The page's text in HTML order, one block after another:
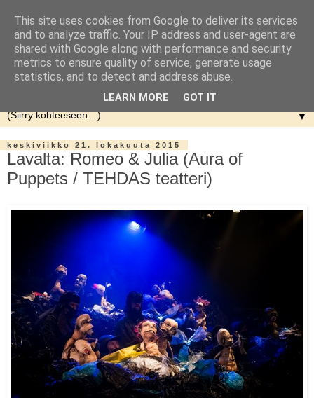
▼
keskiviikko 21. lokakuuta 2015
Lavalta: Romeo & Julia (Aura of
Puppets / TEHDAS teatteri)
This site uses cookies from Google to deliver its services
and to analyze traffic. Your IP address and user-agent are
shared with Google along with performance and security
metrics to ensure quality of service, generate usage
statistics, and to detect and address abuse.
LEARN MORE GOT IT